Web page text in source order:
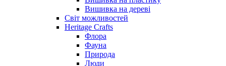
Вишивка на дереві
Світ можливостей
Heritage Crafts
Флора
Фауна
Природа
Люди